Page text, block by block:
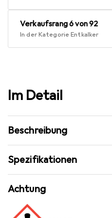
Verkaufsrang6von 92
In der Kategorie Entkalker
Im Detail
Beschreibung
Spezifikationen
Achtung